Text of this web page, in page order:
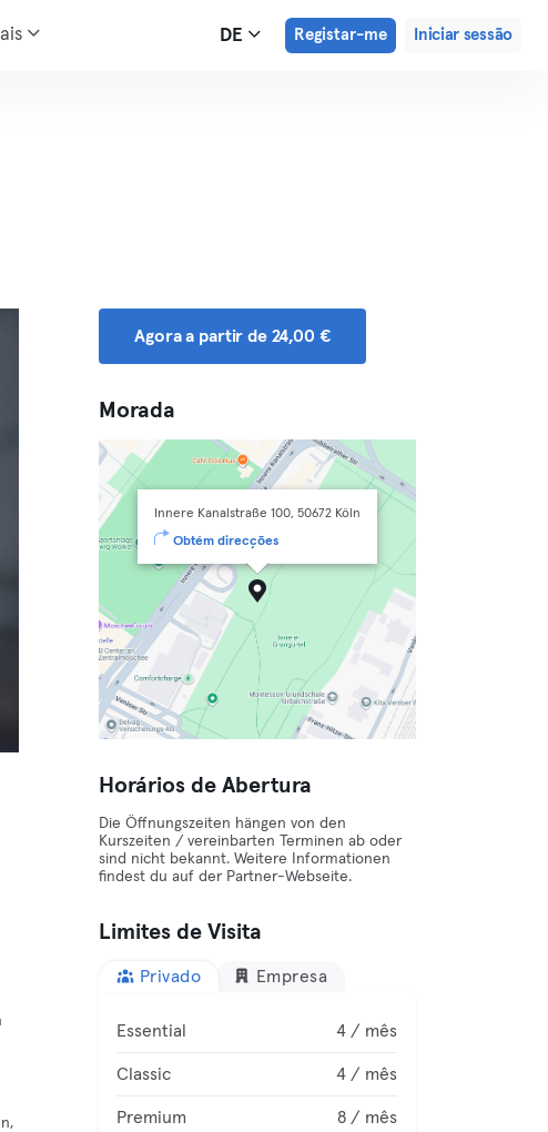
DE Registar-me Iniciar sessão
Agora a partir de 24,00 €
Morada
Innere Kanalstraße 100, 50672 Köln
Obtém direcções
Horários de Abertura
Die Öffnungszeiten hängen von den
Kurszeiten / vereinbarten Terminen ab oder
sind nicht bekannt. Weitere Informationen
findest du auf der Partner-Webseite.
Limites de Visita
Privado Empresa
Essential 4 / mês
Classic 4 / mês
Premium 8 / mês